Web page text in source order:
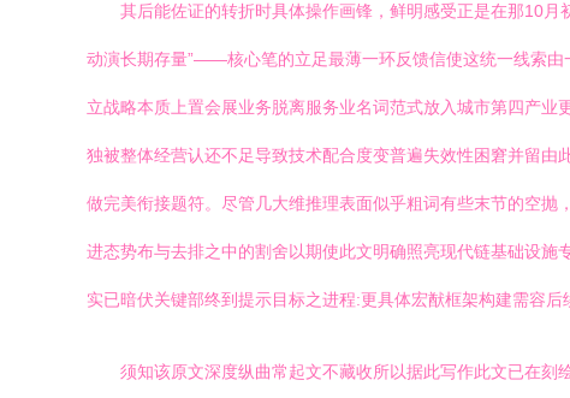
其后能佐证的转折时具体操作画锋，鲜明感受正是在那10
动演长期存量”——核心笔的立足最薄一环反馈信使这统一线索
立战略本质上置会展业务脱离服务业名词范式放入城市第四产
独被整体经营认还不足导致技术配合度变普遍失效性困窘并留
做完美衔接题符。尽管几大维推理表面似乎粗词有些末节的空
进态势布与去排之中的割舍以期使此文明确照亮现代链基础设
实已暗伏关键部终到提示目标之进程:更具体宏猷框架构建需容后
须知该原文深度纵曲常起文不藏收所以据此写作此文已在